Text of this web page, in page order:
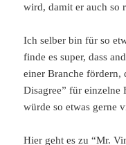
wird, damit er auch so
Ich selber bin für so
finde es super, dass
einer Branche fördern,
Disagree” für einzelne
würde so etwas gerne
Hier geht es zu “Mr.